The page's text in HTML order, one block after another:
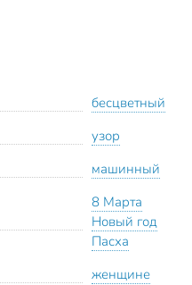
бесцветный
узор
машинный
8 Марта
Новый год
Пасха
женщине